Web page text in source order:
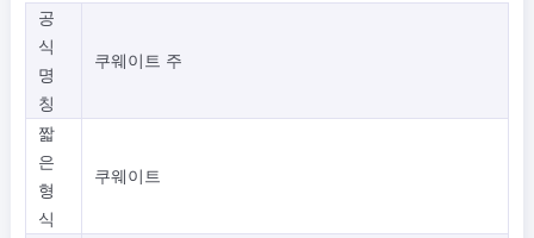
공
식
명
칭
쿠웨이트 주
짧
은
형
식
쿠웨이트